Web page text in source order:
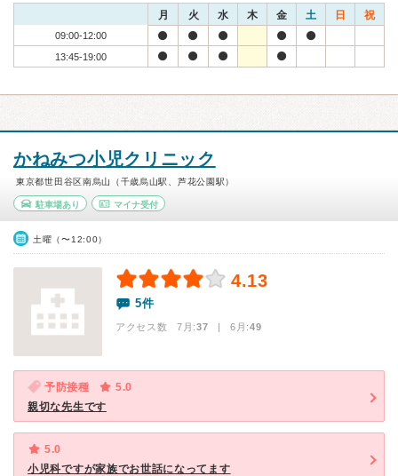
月 火 水 木 金 土 日 祝
09:00-12:00
13:45-19:00
かねみつ小児クリニック
東京都世田谷区南烏山（千歳烏山駅、芦花公園駅）
駐車場あり マイナ受付
土曜（〜12:00）
4.13
5件
アクセス数 7月:37 | 6月:49
予防接種
5.0
親切な先生です
5.0
小児科ですが家族でお世話になってます